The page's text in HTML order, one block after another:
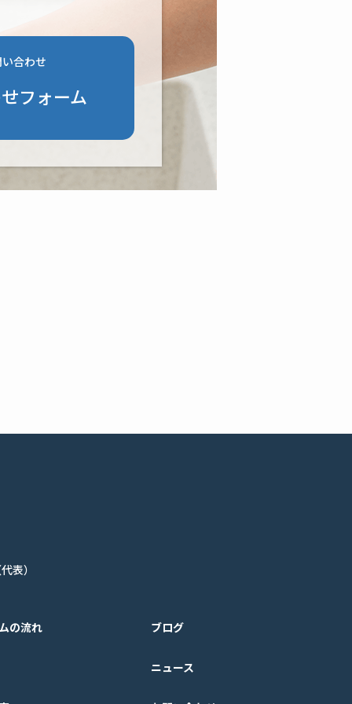
合わせ
フォーム
表）
の流れ ブログ
ニュース